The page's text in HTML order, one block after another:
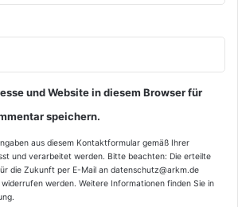
und Website in diesem Browser für
speichern.
aus diesem Kontaktformular gemäß Ihrer
und verarbeitet werden. Bitte beachten: Die erteilte
die Zukunft per E-Mail an datenschutz@arkm.de
werden. Weitere Informationen finden Sie in
.